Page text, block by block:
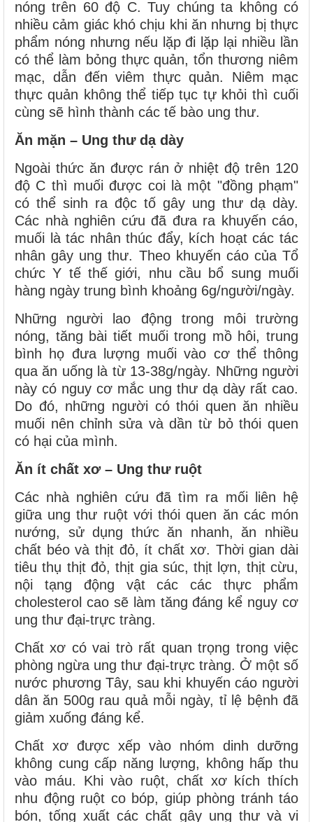
nóng trên 60 độ C. Tuy chúng ta không có
nhiều cảm giác khó chịu khi ăn nhưng bị thực
phẩm nóng nhưng nếu lặp đi lặp lại nhiều lần
có thể làm bỏng thực quản, tổn thương niêm
mạc, dẫn đến viêm thực quản. Niêm mạc
thực quản không thể tiếp tục tự khỏi thì cuối
cùng sẽ hình thành các tế bào ung thư.
Ăn mặn – Ung thư dạ dày
Ngoài thức ăn được rán ở nhiệt độ trên 120
độ C thì muối được coi là một "đồng phạm"
có thể sinh ra độc tố gây ung thư dạ dày.
Các nhà nghiên cứu đã đưa ra khuyến cáo,
muối là tác nhân thúc đẩy, kích hoạt các tác
nhân gây ung thư. Theo khuyến cáo của Tổ
chức Y tế thế giới, nhu cầu bổ sung muối
hàng ngày trung bình khoảng 6g/người/ngày.
Những người lao động trong môi trường
nóng, tăng bài tiết muối trong mồ hôi, trung
bình họ đưa lượng muối vào cơ thể thông
qua ăn uống là từ 13-38g/ngày. Những người
này có nguy cơ mắc ung thư dạ dày rất cao.
Do đó, những người có thói quen ăn nhiều
muối nên chỉnh sửa và dần từ bỏ thói quen
có hại của mình.
Ăn ít chất xơ – Ung thư ruột
Các nhà nghiên cứu đã tìm ra mối liên hệ
giữa ung thư ruột với thói quen ăn các món
nướng, sử dụng thức ăn nhanh, ăn nhiều
chất béo và thịt đỏ, ít chất xơ. Thời gian dài
tiêu thụ thịt đỏ, thịt gia súc, thịt lợn, thịt cừu,
nội tạng động vật các các thực phẩm
cholesterol cao sẽ làm tăng đáng kể nguy cơ
ung thư đại-trực tràng.
Chất xơ có vai trò rất quan trọng trong việc
phòng ngừa ung thư đại-trực tràng. Ở một số
nước phương Tây, sau khi khuyến cáo người
dân ăn 500g rau quả mỗi ngày, tỉ lệ bệnh đã
giảm xuống đáng kể.
Chất xơ được xếp vào nhóm dinh dưỡng
không cung cấp năng lượng, không hấp thu
vào máu. Khi vào ruột, chất xơ kích thích
nhu động ruột co bóp, giúp phòng tránh táo
bón, tống xuất các chất gây ung thư và vi